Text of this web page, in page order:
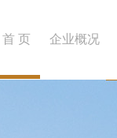
首 页 企业概况